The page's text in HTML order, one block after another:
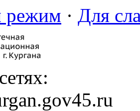
· Для